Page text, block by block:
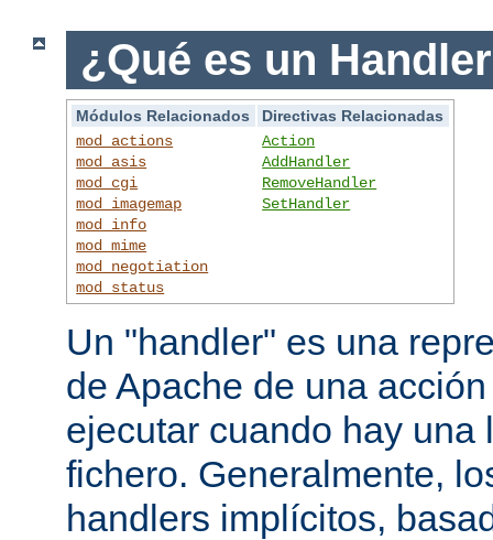
¿Qué es un
Módulos Relacionados
Directivas Relacionadas
mod_actions
mod_asis
mod_cgi
mod_imagemap
mod_info
mod_mime
mod_negotiation
mod_status
Action
AddHandler
RemoveHandler
SetHandler
Un "handler" es una
de Apache de una
ejecutar cuando hay una
fichero. Generalmente,
handlers implícitos,